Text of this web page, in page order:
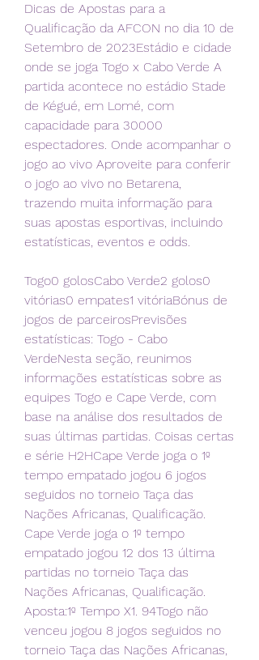
Dicas de Apostas para a
Qualificação da AFCON no dia 10 de
Setembro de 2023Estádio e cidade
onde se joga Togo x Cabo Verde A
partida acontece no estádio Stade
de Kégué, em Lomé, com
capacidade para 30000
espectadores. Onde acompanhar o
jogo ao vivo Aproveite para conferir
o jogo ao vivo no Betarena,
trazendo muita informação para
suas apostas esportivas, incluindo
estatísticas, eventos e odds.
Togo0 golosCabo Verde2 golos0
vitórias0 empates1 vitóriaBónus de
jogos de parceirosPrevisões
estatísticas: Togo - Cabo
VerdeNesta seção, reunimos
informações estatísticas sobre as
equipes Togo e Cape Verde, com
base na análise dos resultados de
suas últimas partidas. Coisas certas
e série H2HCape Verde joga o 1º
tempo empatado jogou 6 jogos
seguidos no torneio Taça das
Nações Africanas, Qualificação.
Cape Verde joga o 1º tempo
empatado jogou 12 dos 13 última
partidas no torneio Taça das
Nações Africanas, Qualificação.
Aposta:1º Tempo X1. 94Togo não
venceu jogou 8 jogos seguidos no
torneio Taça das Nações Africanas,